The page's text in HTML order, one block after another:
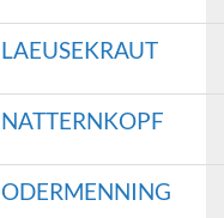
LAEUSEKRAUT
NATTERNKOPF
ODERMENNING